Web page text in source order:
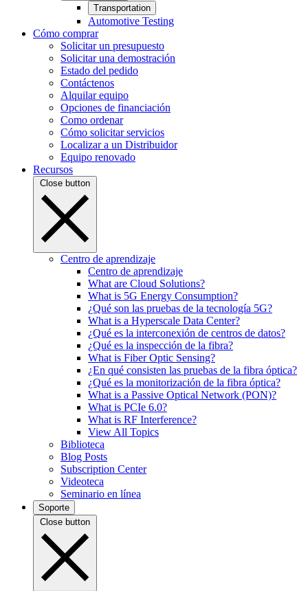
Transportation
Automotive Testing
Cómo comprar
Solicitar un presupuesto
Solicitar una demostración
Estado del pedido
Contáctenos
Alquilar equipo
Opciones de financiación
Como ordenar
Cómo solicitar servicios
Localizar a un Distribuidor
Equipo renovado
Recursos
Close button
Centro de aprendizaje
Centro de aprendizaje
What are Cloud Solutions?
What is 5G Energy Consumption?
¿Qué son las pruebas de la tecnología 5G?
What is a Hyperscale Data Center?
¿Qué es la interconexión de centros de datos?
¿Qué es la inspección de la fibra?
What is Fiber Optic Sensing?
¿En qué consisten las pruebas de la fibra óptica?
¿Qué es la monitorización de la fibra óptica?
What is a Passive Optical Network (PON)?
What is PCIe 6.0?
What is RF Interference?
View All Topics
Biblioteca
Blog Posts
Subscription Center
Videoteca
Seminario en línea
Soporte
Close button